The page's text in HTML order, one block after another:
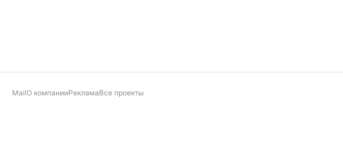
MailО компанииРекламаВсе проекты